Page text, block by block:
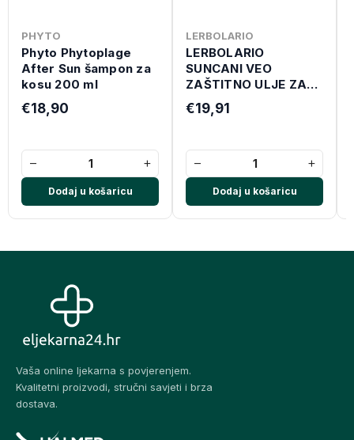
PHYTO
Phyto Phytoplage
After Sun šampon za
kosu 200 ml
€18,90
− +
Dodaj u košaricu
LERBOLARIO
LERBOLARIO
SUNCANI VEO
ZAŠTITNO ULJE ZA
KOSU 100 ML
€19,91
− +
Dodaj u košaricu
Vaša online ljekarna s povjerenjem.
Kvalitetni proizvodi, stručni savjeti i brza
dostava.